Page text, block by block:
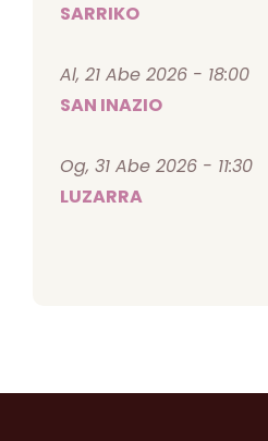
SARRIKO
Al, 21 Abe 2026 - 18:00
SAN INAZIO
Og, 31 Abe 2026 - 11:30
LUZARRA